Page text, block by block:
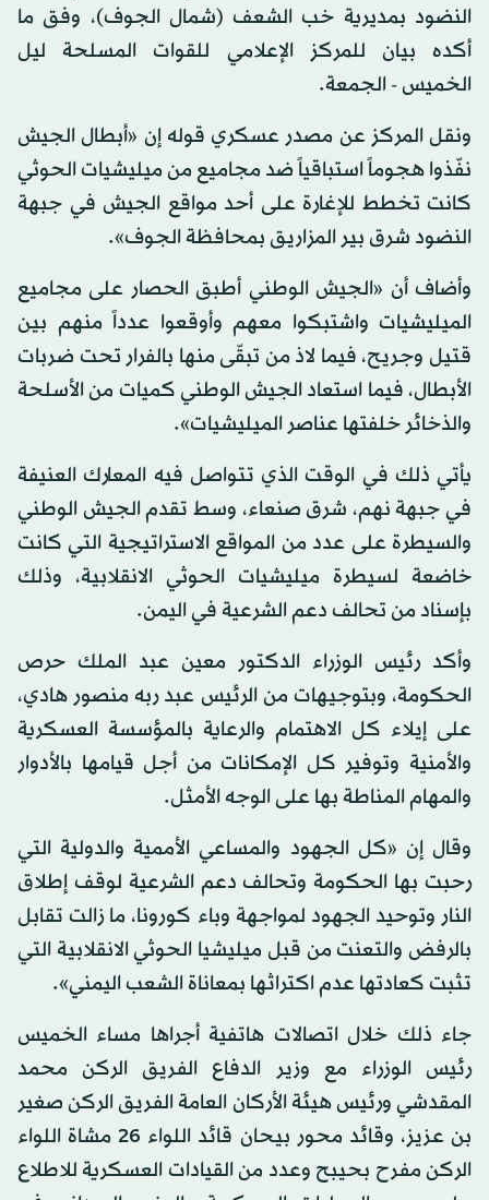
النضود بمديرية خب الشعف (شمال الجوف)، وفق ما
أكده بيان للمركز الإعلامي للقوات المسلحة ليل
الخميس - الجمعة.
ونقل المركز عن مصدر عسكري قوله إن «أبطال الجيش
نفّذوا هجوماً استباقياً ضد مجاميع من ميليشيات الحوثي
كانت تخطط للإغارة على أحد مواقع الجيش في جبهة
النضود شرق بير المزاريق بمحافظة الجوف».
وأضاف أن «الجيش الوطني أطبق الحصار على مجاميع
الميليشيات واشتبكوا معهم وأوقعوا عدداً منهم بين
قتيل وجريح، فيما لاذ من تبقّى منها بالفرار تحت ضربات
الأبطال، فيما استعاد الجيش الوطني كميات من الأسلحة
والذخائر خلفتها عناصر الميليشيات».
يأتي ذلك في الوقت الذي تتواصل فيه المعارك العنيفة
في جبهة نهم، شرق صنعاء، وسط تقدم الجيش الوطني
والسيطرة على عدد من المواقع الاستراتيجية التي كانت
خاضعة لسيطرة ميليشيات الحوثي الانقلابية، وذلك
بإسناد من تحالف دعم الشرعية في اليمن.
وأكد رئيس الوزراء الدكتور معين عبد الملك حرص
الحكومة، وبتوجيهات من الرئيس عبد ربه منصور هادي،
على إيلاء كل الاهتمام والرعاية بالمؤسسة العسكرية
والأمنية وتوفير كل الإمكانات من أجل قيامها بالأدوار
والمهام المناطة بها على الوجه الأمثل.
وقال إن «كل الجهود والمساعي الأممية والدولية التي
رحبت بها الحكومة وتحالف دعم الشرعية لوقف إطلاق
النار وتوحيد الجهود لمواجهة وباء كورونا، ما زالت تقابل
بالرفض والتعنت من قبل ميليشيا الحوثي الانقلابية التي
تثبت كعادتها عدم اكتراثها بمعاناة الشعب اليمني».
جاء ذلك خلال اتصالات هاتفية أجراها مساء الخميس
رئيس الوزراء مع وزير الدفاع الفريق الركن محمد
المقدشي ورئيس هيئة الأركان العامة الفريق الركن صغير
بن عزيز، وقائد محور بيحان قائد اللواء 26 مشاة اللواء
الركن مفرح بحيبح وعدد من القيادات العسكرية للاطلاع